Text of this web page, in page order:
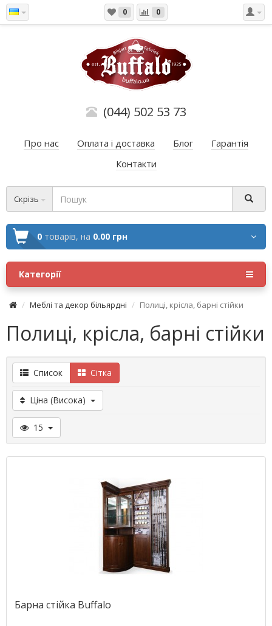
0 0
(044) 502 53 73
Про нас Оплата і доставка Блог
Гарантія
Контакти
Скрізь
0 товарів, на 0.00 грн
Категорії
Меблі та декор більярдні Полиці, крісла, барні стійки
Полиці, крісла, барні стійки
Список Сітка
Ціна (Висока)
15
Барна стійка Buffalo